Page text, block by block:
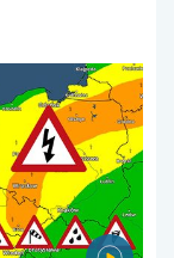
7 lipca 2026
powietrzna.